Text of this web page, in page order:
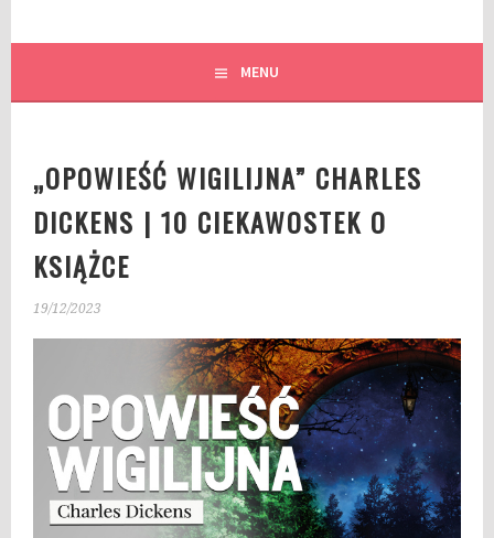
MENU
„OPOWIEŚĆ WIGILIJNA” CHARLES
DICKENS | 10 CIEKAWOSTEK O
KSIĄŻCE
19/12/2023